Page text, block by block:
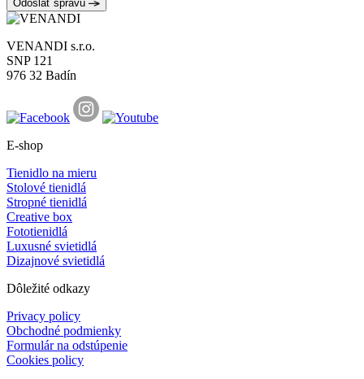
Odoslať správu
VENANDI s.r.o.
SNP 121
976 32 Badín
E-shop
Tienidlo na mieru
Stolové tienidlá
Stropné tienidlá
Creative box
Fototienidlá
Luxusné svietidlá
Dizajnové svietidlá
Dôležité odkazy
Privacy policy
Obchodné podmienky
Formulár na odstúpenie
Cookies policy